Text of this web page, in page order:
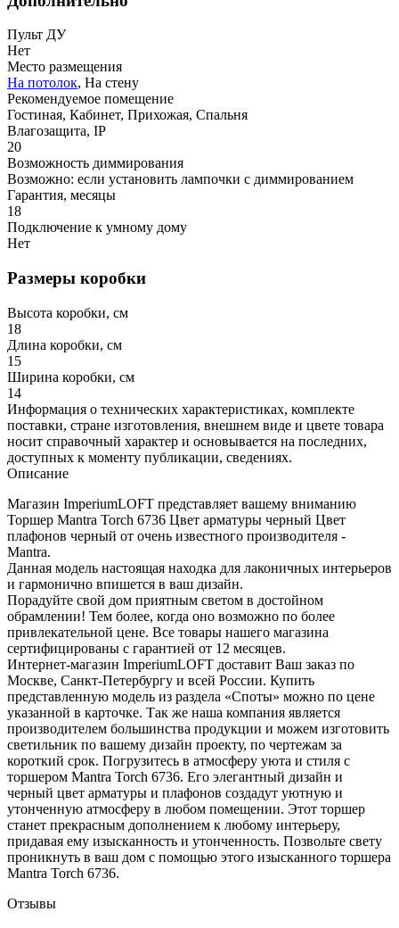
Пульт ДУ
Нет
Место размещения
На потолок, На стену
Рекомендуемое помещение
Гостиная, Кабинет, Прихожая, Спальня
Влагозащита, IP
20
Возможность диммирования
Возможно: если установить лампочки с диммированием
Гарантия, месяцы
18
Подключение к умному дому
Нет
Размеры коробки
Высота коробки, см
18
Длина коробки, см
15
Ширина коробки, см
14
Информация о технических характеристиках, комплекте
поставки, стране изготовления, внешнем виде и цвете товара
носит справочный характер и основывается на последних,
доступных к моменту публикации, сведениях.
Описание
Магазин ImperiumLOFT представляет вашему вниманию
Торшер Mantra Torch 6736 Цвет арматуры черный Цвет
плафонов черный от очень известного производителя -
Mantra.
Данная модель настоящая находка для лаконичных интерьеров
и гармонично впишется в ваш дизайн.
Порадуйте свой дом приятным светом в достойном
обрамлении! Тем более, когда оно возможно по более
привлекательной цене. Все товары нашего магазина
сертифицированы с гарантией от 12 месяцев.
Интернет-магазин ImperiumLOFT доставит Ваш заказ по
Москве, Санкт-Петербургу и всей России. Купить
представленную модель из раздела «Споты» можно по цене
указанной в карточке. Так же наша компания является
производителем большинства продукции и можем изготовить
светильник по вашему дизайн проекту, по чертежам за
короткий срок. Погрузитесь в атмосферу уюта и стиля с
торшером Mantra Torch 6736. Его элегантный дизайн и
черный цвет арматуры и плафонов создадут уютную и
утонченную атмосферу в любом помещении. Этот торшер
станет прекрасным дополнением к любому интерьеру,
придавая ему изысканность и утонченность. Позвольте свету
проникнуть в ваш дом с помощью этого изысканного торшера
Mantra Torch 6736.
Отзывы